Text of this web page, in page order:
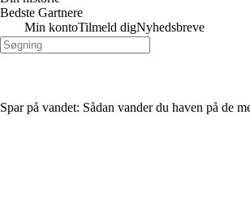
Bedste Gartnere
Min kontoTilmeld digNyhedsbreve
Spar på vandet: Sådan vander du haven på de